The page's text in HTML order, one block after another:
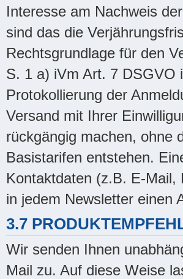
Interesse am Nachweis
sind das die
Rechtsgrundlage für den
S. 1 a) iVm Art. 7 DSGVO
Protokollierung der
Versand mit Ihrer
rückgängig machen, ohne
Basistarifen entstehen.
Kontaktdaten (z.B. E-
in jedem Newsletter einen
3.7
Wir senden Ihnen
Mail zu. Auf diese Weise